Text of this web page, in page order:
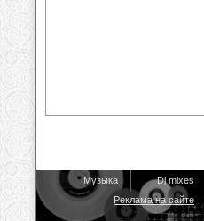
Музыка Dj mixes
Реклама на сайте